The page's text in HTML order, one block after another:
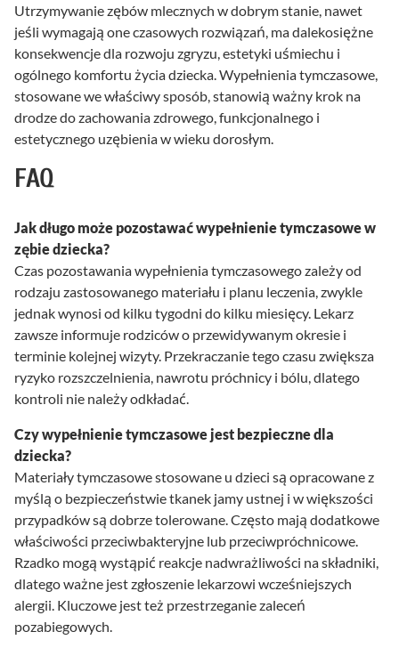
Utrzymywanie zębów mlecznych w dobrym stanie, nawet
jeśli wymagają one czasowych rozwiązań, ma dalekosiężne
konsekwencje dla rozwoju zgryzu, estetyki uśmiechu i
ogólnego komfortu życia dziecka. Wypełnienia tymczasowe,
stosowane we właściwy sposób, stanowią ważny krok na
drodze do zachowania zdrowego, funkcjonalnego i
estetycznego uzębienia w wieku dorosłym.
FAQ
Jak długo może pozostawać wypełnienie tymczasowe w
zębie dziecka?
Czas pozostawania wypełnienia tymczasowego zależy od
rodzaju zastosowanego materiału i planu leczenia, zwykle
jednak wynosi od kilku tygodni do kilku miesięcy. Lekarz
zawsze informuje rodziców o przewidywanym okresie i
terminie kolejnej wizyty. Przekraczanie tego czasu zwiększa
ryzyko rozszczelnienia, nawrotu próchnicy i bólu, dlatego
kontroli nie należy odkładać.
Czy wypełnienie tymczasowe jest bezpieczne dla
dziecka?
Materiały tymczasowe stosowane u dzieci są opracowane z
myślą o bezpieczeństwie tkanek jamy ustnej i w większości
przypadków są dobrze tolerowane. Często mają dodatkowe
właściwości przeciwbakteryjne lub przeciwpróchnicowe.
Rzadko mogą wystąpić reakcje nadwrażliwości na składniki,
dlatego ważne jest zgłoszenie lekarzowi wcześniejszych
alergii. Kluczowe jest też przestrzeganie zaleceń
pozabiegowych.